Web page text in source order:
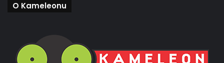
O Kameleonu